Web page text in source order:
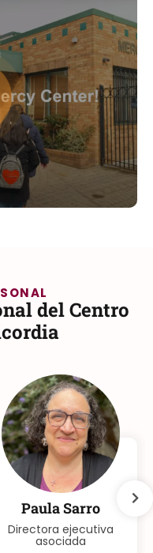
del Centro
Paula Sarro
Directora ejecutiva
asociada